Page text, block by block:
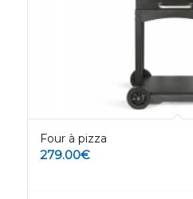
Four à pizza
279.00€